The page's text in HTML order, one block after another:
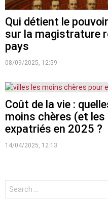
Qui détient le
sur la magistrature
pays
08/09/2025, 12:59
Coût de la vie :
moins chères (et
expatriés en 2025 ?
14/04/2025, 12:13
for: